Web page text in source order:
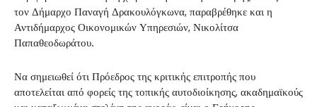
τον Δήμαρχο Παναγή Δρακουλόγκωνα, παραβρέθηκε και η
Αντιδήμαρχος Οικονομικών Υπηρεσιών, Νικολίτσα
Παπαθεοδωράτου.
Να σημειωθεί ότι Πρόεδρος της κριτικής επιτροπής που
αποτελείται από φορείς της τοπικής αυτοδιοίκησης, ακαδημαϊκούς